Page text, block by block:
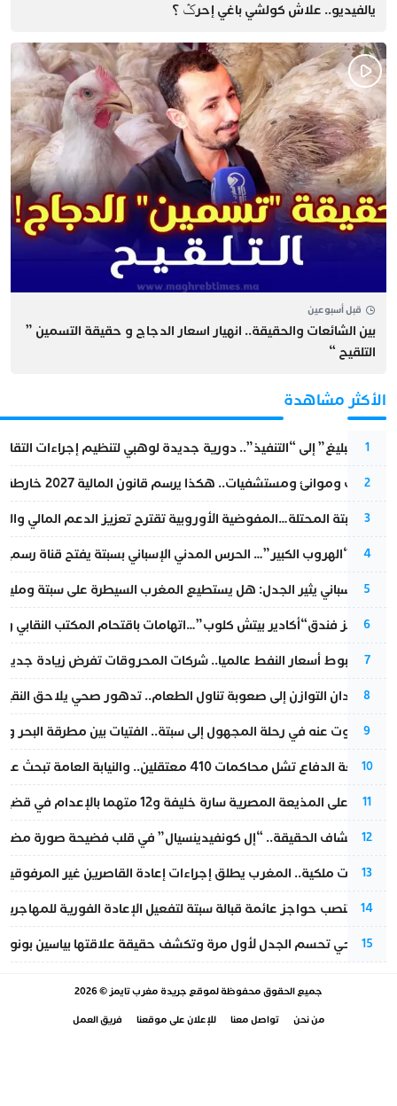
يالفيديو.. علاش كولشي باغي إحرݣ ؟
قبل أسبوعين
بين الشائعات والحقيقة.. انهيار اسعار الدجاج و حقيقة التسمين ”
التلقيح “
الأكثر مشاهدة
1
من “التبليغ” إلى “التنفيذ”.. دورية جديدة لوهبي لتنظيم إجراءات
2
قطارات وموانئ ومستشفيات.. هكذا يرسم قانون المالية 2027 خارطة المغرب المقبل
3
أزمة سبتة المحتلة…المفوضية الأوروبية تقترح تعزيز الدعم المالي
4
عملية “الهروب الكبير”… الحرس المدني الإسباني بسبتة يفتح قناة
5
تقرير إسباني يثير الجدل: هل يستطيع المغرب السيطرة على سبتة
6
أزمة تهز فندق“أكادير بيتش كلوب”…اتهامات باقتحام المكتب النقابي
7
رغم هبوط أسعار النفط عالميا.. شركات المحروقات تفرض زيادة
8
من فقدان التوازن إلى صعوبة تناول الطعام.. تدهور صحي يلاحق النقيب
9
المسكوت عنه في رحلة المجهول إلى سبتة.. الفتيات بين مطرقة البحر
10
مقاطعة الدفاع تشل محاكمات 410 معتقلين.. والنيابة العامة تبحث عن حل قانوني
11
الحكم على المذيعة المصرية سارة خليفة و12 متهما بالإعدام في قضية هزت بلاد الفراعنة
12
بعد انكشاف الحقيقة.. “إل كونفيدينسيال” في قلب فضيحة صورة
13
بتعليمات ملكية.. المغرب يطلق إجراءات إعادة القاصرين غير
14
إسبانيا تنصب حواجز عائمة قبالة سبتة لتفعيل الإعادة الفورية للمهاجرين
15
نورا فتحي تحسم الجدل لأول مرة وتكشف حقيقة علاقتها بياسين بونو
جميع الحقوق محفوظة لموقع جريدة مغرب تايمز © 2026
من نحن تواصل معنا للإعلان على موقعنا فريق العمل